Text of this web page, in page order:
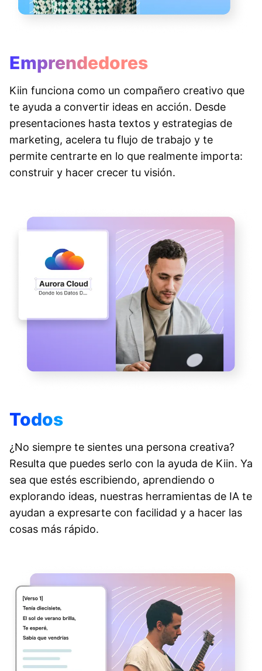
Emprendedores
Kiin funciona como un compañero creativo que
te ayuda a convertir ideas en acción. Desde
presentaciones hasta textos y estrategias de
marketing, acelera tu flujo de trabajo y te
permite centrarte en lo que realmente importa:
construir y hacer crecer tu visión.
Todos
¿No siempre te sientes una persona creativa?
Resulta que puedes serlo con la ayuda de Kiin. Ya
sea que estés escribiendo, aprendiendo o
explorando ideas, nuestras herramientas de IA te
ayudan a expresarte con facilidad y a hacer las
cosas más rápido.